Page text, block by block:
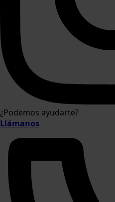
¿Podemos ayudarte?
Llámanos